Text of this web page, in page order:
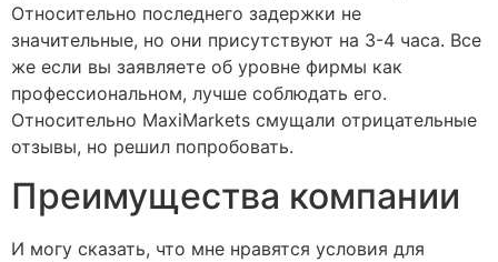
Относительно последнего задержки не
значительные, но они присутствуют на 3-4 часа. Все
же если вы заявляете об уровне фирмы как
профессиональном, лучше соблюдать его.
Относительно MaxiMarkets смущали отрицательные
отзывы, но решил попробовать.
Преимущества компании
И могу сказать, что мне нравятся условия для